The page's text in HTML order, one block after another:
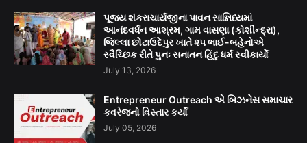
પૂજ્ય શંકરાચાર્યજીના પાવન સાન્નિધ્યમાં
આનંદવર્ધન આશ્રમ, ગામ વાસણા (કોશીન્દ્રા),
જિલ્લા છોટાઉદેપુર ખાતે ૨૫ ભાઈ-બહેનોએ
સ્વૈચ્છિક રીતે પુનઃ સનાતન હિંદુ ધર્મ સ્વીકાર્યો
July 13, 2026
Entrepreneur Outreach એ બિઝનેસ સમાચાર
કવરેજનો વિસ્તાર કર્યો
July 05, 2026